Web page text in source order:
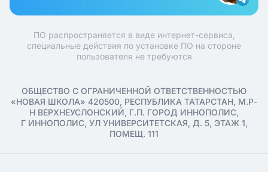
ПО распространяется в виде интернет-сервиса,
специальные действия по установке ПО на стороне
пользователя не требуются
ОБЩЕСТВО С ОГРАНИЧЕННОЙ ОТВЕТСТВЕННОСТЬЮ
«НОВАЯ ШКОЛА» 420500, РЕСПУБЛИКА ТАТАРСТАН, М.Р-
Н ВЕРХНЕУСЛОНСКИЙ, Г.П. ГОРОД ИННОПОЛИС,
Г ИННОПОЛИС, УЛ УНИВЕРСИТЕТСКАЯ, Д. 5, ЭТАЖ 1,
ПОМЕЩ. 111